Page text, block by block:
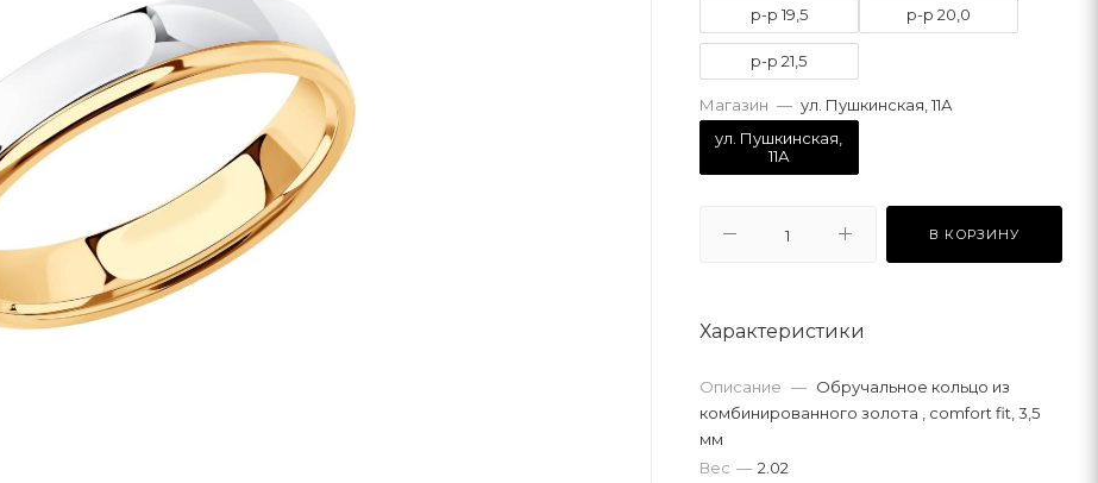
р-р 19,5 р-р 20,0
р-р 21,5
Магазин — ул. Пушкинская, 11А
ул. Пушкинская,
11А
В КОРЗИНУ
Характеристики
Описание — Обручальное кольцо из
комбинированного золота , comfort fit, 3,5
мм
Вес — 2.02